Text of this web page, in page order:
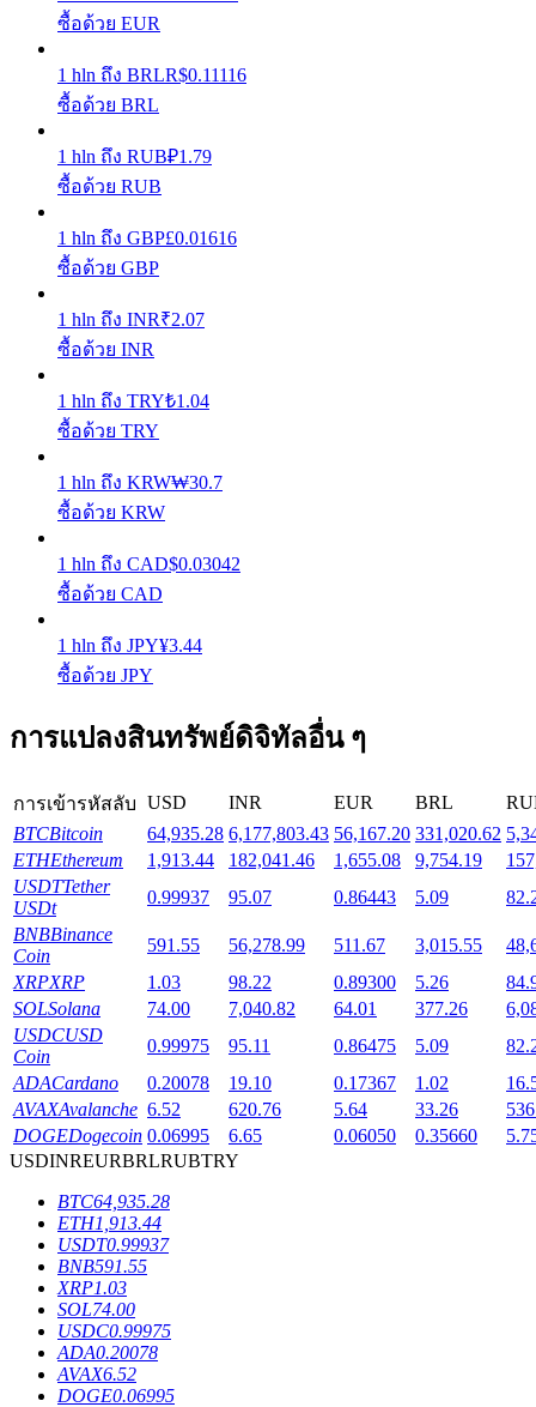
ผลตอบแทนสูงและเข้าถึงได้ทันที
Launchpool
การเซ้งแบบยืดหยุ่นเพื่อรับโทเคนยอดนิยม
การล็อค BTR
การลงทุนพิเศษสำหรับผู้ถือ BTR
เงินกู้
บริการยืมเงินที่ได้รับการสนับสนุนจาก Crypto
ซื้อด้วย EUR
1 hln ถึง BRLR$0.11116
ซื้อด้วย BRL
1 hln ถึง RUB₽1.79
ซื้อด้วย RUB
1 hln ถึง GBP£0.01616
ซื้อด้วย GBP
1 hln ถึง INR₹2.07
ซื้อด้วย INR
1 hln ถึง TRY₺1.04
ซื้อด้วย TRY
1 hln ถึง KRW₩30.7
ซื้อด้วย KRW
1 hln ถึง CAD$0.03042
ซื้อด้วย CAD
1 hln ถึง JPY¥3.44
ซื้อด้วย JPY
การแปลงสินทรัพย์ดิจิทัลอื่น ๆ
การเข้ารหัสลับ USD INR EUR BRL
BTCBitcoin 64,935.28 6,177,803.43 56,167.20 331,020.62
ETHEthereum 1,913.44 182,041.46 1,655.08 9,754.19
USDTTether
USDt
0.99937 95.07 0.86443 5.09
BNBBinance
Coin
591.55 56,278.99 511.67 3,015.55
XRPXRP 1.03 98.22 0.89300 5.26
SOLSolana 74.00 7,040.82 64.01 377.26
USDCUSD
Coin
0.99975 95.11 0.86475 5.09
ADACardano 0.20078 19.10 0.17367 1.02
AVAXAvalanche 6.52 620.76 5.64 33.26
DOGEDogecoin 0.06995 6.65 0.06050 0.35660
USDINREURBRLRUBTRY
BTC64,935.28
ETH1,913.44
USDT0.99937
BNB591.55
XRP1.03
SOL74.00
USDC0.99975
ADA0.20078
AVAX6.52
DOGE0.06995